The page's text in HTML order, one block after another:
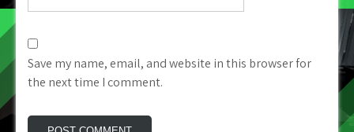
Save my name, email, and website in this browser for
the next time I comment.